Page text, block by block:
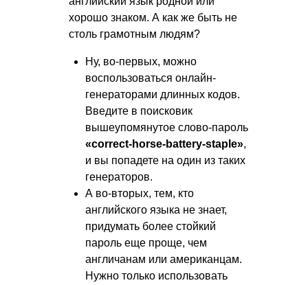
хорошо знаком. А как же быть не
столь грамотным людям?
Ну, во-первых, можно
воспользоваться онлайн-
генераторами длинных кодов.
Введите в поисковик
вышеупомянутое слово-пароль
«correct-horse-battery-staple»,
и вы попадете на один из таких
генераторов.
А во-вторых, тем, кто
английского языка не знает,
придумать более стойкий
пароль еще проще, чем
англичанам или американцам.
Нужно только использовать